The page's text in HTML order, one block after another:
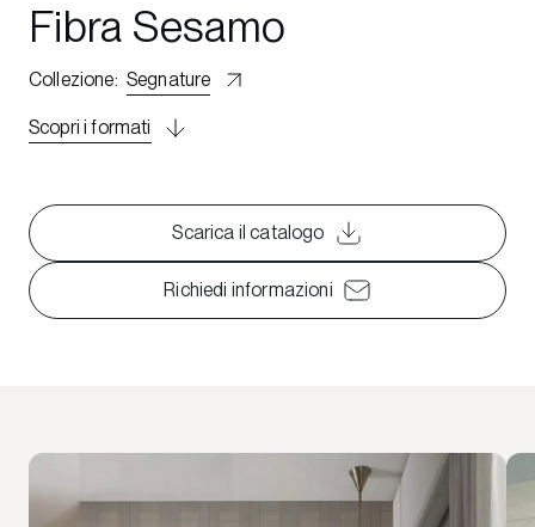
Fibra Sesamo
Collezione: Segnature
Scopri i formati
Scarica il catalogo
Richiedi informazioni